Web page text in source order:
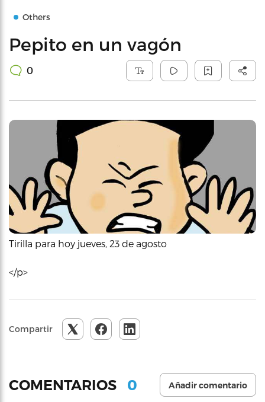
Others
Pepito en un vagón
0
Tirilla para hoy jueves, 23 de agosto
</p>
Compartir
COMENTARIOS 0 Añadir comentario